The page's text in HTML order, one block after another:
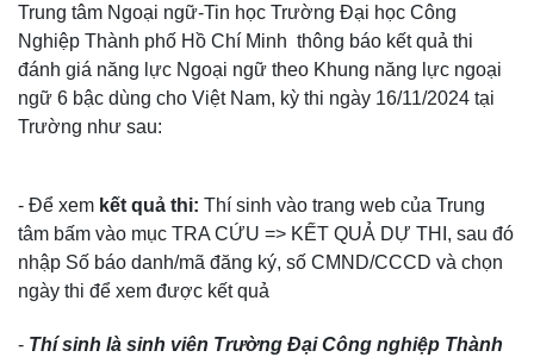
Trung tâm Ngoại ngữ-Tin học Trường Đại học Công
Nghiệp Thành phố Hồ Chí Minh thông báo kết quả thi
đánh giá năng lực Ngoại ngữ theo Khung năng lực ngoại
ngữ 6 bậc dùng cho Việt Nam, kỳ thi ngày 16/11/2024 tại
Trường như sau:
- Để xem kết quả thi: Thí sinh vào trang web của Trung
tâm bấm vào mục TRA CỨU => KẾT QUẢ DỰ THI, sau đó
nhập Số báo danh/mã đăng ký, số CMND/CCCD và chọn
ngày thi để xem được kết quả​
​- Thí sinh là sinh viên Trường Đại Công nghiệp Thành